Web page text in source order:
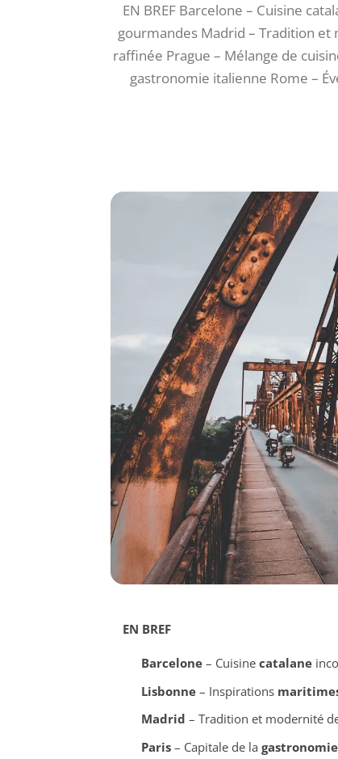
EN BREF Barcelone – Cuisine
gourmandes Madrid – Tradition et
raffinée Prague – Mélange de
gastronomie italienne Rome –
EN BREF
Barcelone– Cuisine catalane
Lisbonne– Inspirations
Madrid – Tradition et modernité
Paris– Capitale de la gastronomie